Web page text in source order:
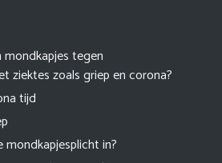
tegen
ziektes zoals griep en corona?
tijd
in?